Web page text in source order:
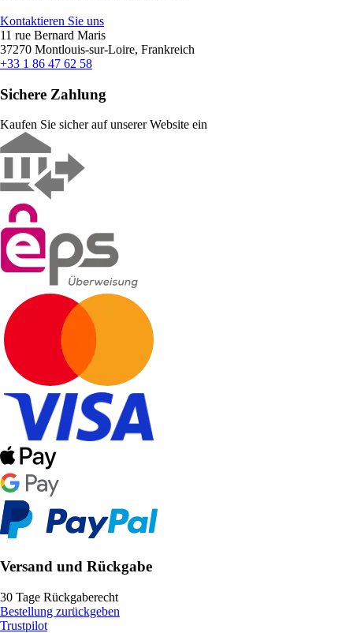
Kontaktieren Sie uns
11 rue Bernard Maris
37270 Montlouis-sur-Loire, Frankreich
+33 1 86 47 62 58
Sichere Zahlung
Kaufen Sie sicher auf unserer Website ein
Versand und Rückgabe
30 Tage Rückgaberecht
Bestellung zurückgeben
Trustpilot